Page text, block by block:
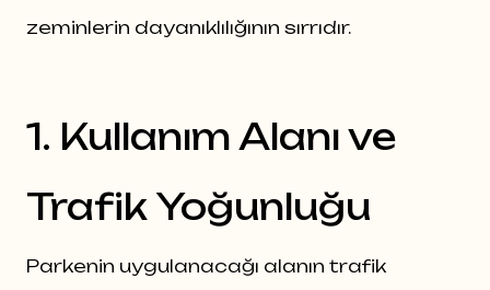
zeminlerin dayanıklılığının sırrıdır.
1. Kullanım Alanı ve
Trafik Yoğunluğu
Parkenin uygulanacağı alanın trafik